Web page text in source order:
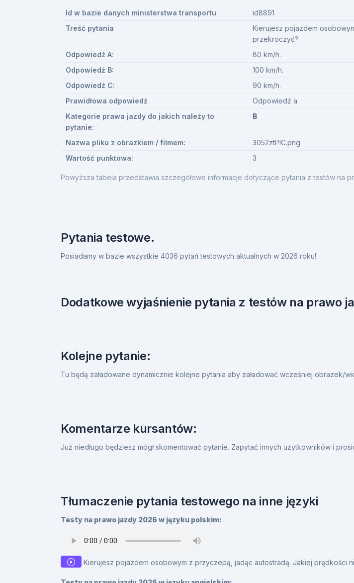
Powyższa tabela przedstawia szczegółowe informacje dotyczące pytania z testów na
Id w bazie danych ministerstwa transportu
id8891
Treść pytania
Kierujesz pojazdem
przekroczyć?
Odpowiedź A:
80 km/h.
Odpowiedź B:
100 km/h.
Odpowiedź C:
90 km/h.
Prawidłowa odpowiedź
Odpowiedź a
Kategorie prawa jazdy do jakich należy to
pytanie:
B
Nazwa pliku z obrazkiem / filmem:
3052ztPIC.png
Wartość punktowa:
3
Pytania testowe.
Posiadamy w bazie wszystkie 4036 pytań testowych aktualnych w 2026 roku!
Dodatkowe wyjaśnienie pytania z testów na prawo
Kolejne pytanie:
Tu będą załadowane dynamicznie kolejne pytania aby załadować wcześniej obrazek/
Komentarze kursantów:
Już niedługo będziesz mógł skomentować pytanie. Zapytać innych użytkowników i
Tłumaczenie pytania testowego na inne języki
Testy na prawo jazdy 2026 w języku polskim:
Kierujesz pojazdem osobowym z przyczepą, jadąc autostradą. Jakiej prędkości